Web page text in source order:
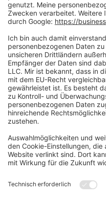
Social Media
Oft Gesucht
Rund um die Prüfung
Datenschutzerklärung